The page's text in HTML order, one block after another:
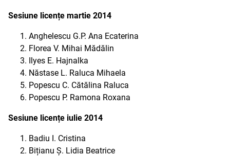
Sesiune licențe martie 2014
Anghelescu G.P. Ana Ecaterina
Florea V. Mihai Mădălin
Ilyes E. Hajnalka
Năstase L. Raluca Mihaela
Popescu C. Cătălina Raluca
Popescu P. Ramona Roxana
Sesiune licențe iulie 2014
Badiu I. Cristina
Bițianu Ș. Lidia Beatrice